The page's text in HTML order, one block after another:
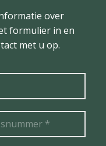
over
formulier in en
met u op.